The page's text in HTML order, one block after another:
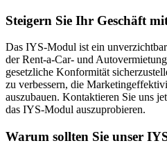
Steigern Sie Ihr Geschäft
Das IYS-Modul ist ein
der Rent-a-Car- und
gesetzliche Konformität
zu verbessern, die
auszubauen. Kontaktieren Sie uns
das IYS-Modul auszuprobieren.
Warum sollten Sie unser